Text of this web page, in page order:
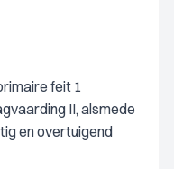
feit 1
II, alsmede
en overtuigend